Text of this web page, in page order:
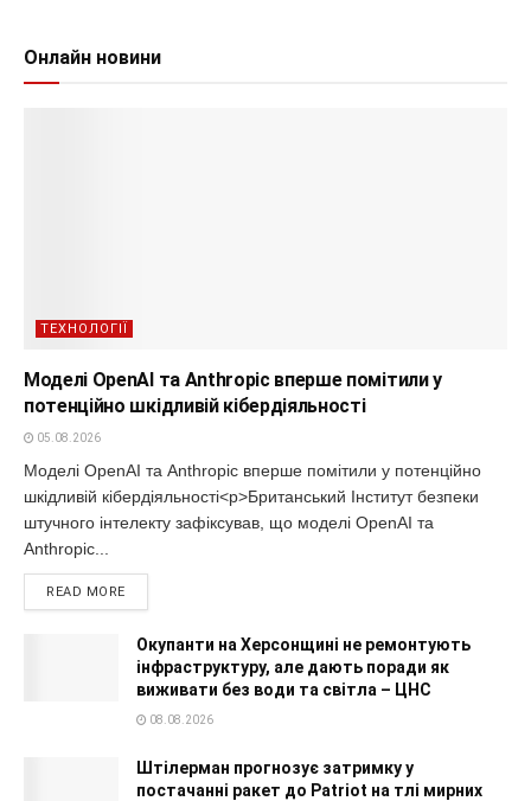
Онлайн новини
ТЕХНОЛОГІЇ
Моделі OpenAI та Anthropic вперше помітили у
потенційно шкідливій кібердіяльності
05.08.2026
Моделі OpenAI та Anthropic вперше помітили у потенційно
шкідливій кібердіяльності<p>Британський Інститут безпеки
штучного інтелекту зафіксував, що моделі OpenAI та
Anthropic...
READ MORE
Окупанти на Херсонщині не ремонтують
інфраструктуру, але дають поради як
виживати без води та світла – ЦНС
08.08.2026
Штілерман прогнозує затримку у
постачанні ракет до Patriot на тлі мирних